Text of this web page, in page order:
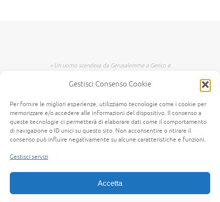
Gestisci Consenso Cookie
Per fornire le migliori esperienze, utilizziamo tecnologie come i cookie per
memorizzare e/o accedere alle informazioni del dispositivo. Il consenso a
queste tecnologie ci permetterà di elaborare dati come il comportamento
di navigazione o ID unici su questo sito. Non acconsentire o ritirare il
consenso può influire negativamente su alcune caratteristiche e funzioni.
Gestisci servizi
Accetta
« Un uomo scendeva da Gerusalemme a Gerico e
percossero e poi se ne andarono, lasciandolo
per quella medesima strada e quando lo vide
passò oltre dall'altra parte. Anche un levita,
giunto in quel luogo, lo vide e passò oltre. Invece
un Samaritano, che era in viaggio, passandogli
accanto lo vide e n'ebbe compassione. Gli si fece
all'albergatore, dicendo: Abbi cura di lui e ciò
che spenderai in più, te lo rifonderò al mio